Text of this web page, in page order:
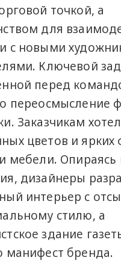
точкой, а
для
с новыми
Ключевой
перед
переосмысление
Заказчикам
цветов и ярких
мебели. Опираясь
дизайнеры
интерьер с
стилю, а
здание
манифест бренда.